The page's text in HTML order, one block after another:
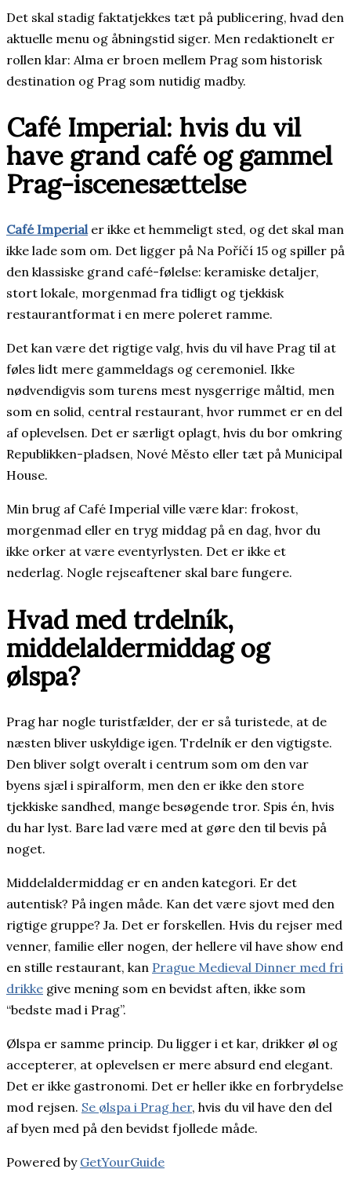
Det skal stadig faktatjekkes tæt på publicering, hvad den
aktuelle menu og åbningstid siger. Men redaktionelt er
rollen klar: Alma er broen mellem Prag som historisk
destination og Prag som nutidig madby.
Café Imperial: hvis du vil
have grand café og gammel
Prag-iscenesættelse
Café Imperialer ikke et hemmeligt sted, og det skal man
ikke lade som om. Det ligger på Na Poříčí 15 og spiller på
den klassiske grand café-følelse: keramiske detaljer,
stort lokale, morgenmad fra tidligt og tjekkisk
restaurantformat i en mere poleret ramme.
Det kan være det rigtige valg, hvis du vil have Prag til at
føles lidt mere gammeldags og ceremoniel. Ikke
nødvendigvis som turens mest nysgerrige måltid, men
som en solid, central restaurant, hvor rummet er en del
af oplevelsen. Det er særligt oplagt, hvis du bor omkring
Republikken-pladsen, Nové Město eller tæt på Municipal
House.
Min brug af Café Imperial ville være klar: frokost,
morgenmad eller en tryg middag på en dag, hvor du
ikke orker at være eventyrlysten. Det er ikke et
nederlag. Nogle rejseaftener skal bare fungere.
Hvad med trdelník,
middelaldermiddag og
ølspa?
Prag har nogle turistfælder, der er så turistede, at de
næsten bliver uskyldige igen. Trdelník er den vigtigste.
Den bliver solgt overalt i centrum som om den var
byens sjæl i spiralform, men den er ikke den store
tjekkiske sandhed, mange besøgende tror. Spis én, hvis
du har lyst. Bare lad være med at gøre den til bevis på
noget.
Middelaldermiddag er en anden kategori. Er det
autentisk? På ingen måde. Kan det være sjovt med den
rigtige gruppe? Ja. Det er forskellen. Hvis du rejser med
venner, familie eller nogen, der hellere vil have show end
en stille restaurant, kan Prague Medieval Dinner med fri
drikke give mening som en bevidst aften, ikke som
“bedste mad i Prag”.
Ølspa er samme princip. Du ligger i et kar, drikker øl og
accepterer, at oplevelsen er mere absurd end elegant.
Det er ikke gastronomi. Det er heller ikke en forbrydelse
mod rejsen. Se ølspa i Prag her, hvis du vil have den del
af byen med på den bevidst fjollede måde.
Powered by GetYourGuide